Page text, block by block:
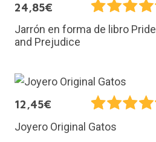
24,85€
Jarrón en forma de libro Pride
and Prejudice
12,45€
Joyero Original Gatos